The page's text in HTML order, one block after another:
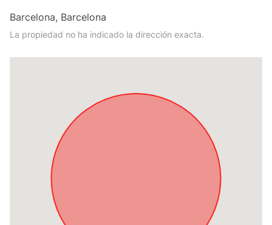
Barcelona, Barcelona
La propiedad no ha indicado la dirección exacta.